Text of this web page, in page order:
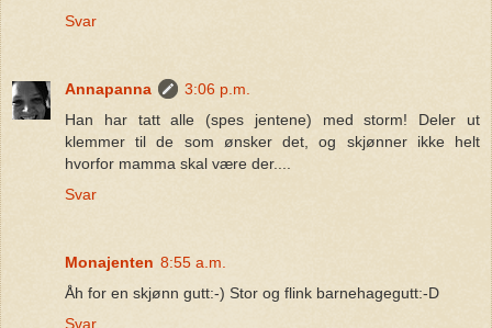
Svar
Annapanna
3:06 p.m.
Han har tatt alle (spes jentene) med storm! Deler ut
klemmer til de som ønsker det, og skjønner ikke helt
hvorfor mamma skal være der....
Svar
Monajenten 8:55 a.m.
Åh for en skjønn gutt:-) Stor og flink barnehagegutt:-D
Svar